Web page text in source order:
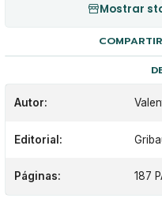
Mostrar
Autor:
Editorial:
Páginas: 187